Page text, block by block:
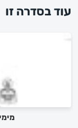
עוד בסדרה זו
מימי